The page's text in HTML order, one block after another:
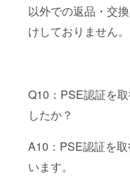
以外での返品・交
けしておりません。
Q10：PSE認証を取
したか？
A10：PSE認証を取
います。